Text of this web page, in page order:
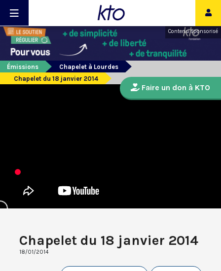
Contenu sponsorisé
Émissions
Chapelet à Lourdes
Chapelet du 18 janvier 2014
Chapelet du 18 janvier 2014
18/01/2014
Faire un don à KTO